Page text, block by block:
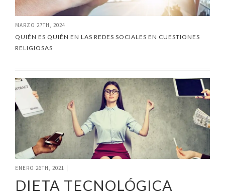
MARZO 27TH, 2024
QUIÉN ES QUIÉN EN LAS REDES SOCIALES EN CUESTIONES
RELIGIOSAS
ENERO 26TH, 2021
DIETA TECNOLÓGICA